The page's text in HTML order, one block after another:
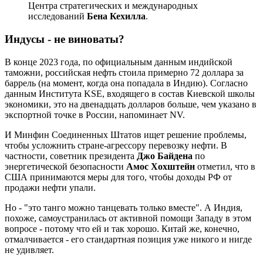
Центра стратегических и международных
исследований Бена Кехилла.
Индусы - не виноваты?
В конце 2023 года, по официальным данным индийской
таможни, российская нефть стоила примерно 72 доллара за
баррель (на момент, когда она попадала в Индию). Согласно
данным Института KSE, входящего в состав Киевской школы
экономики, это на двенадцать долларов больше, чем указано в
экспортной точке в России, напоминает NV.
И Минфин Соединенных Штатов ищет решение проблемы,
чтобы усложнить стране-агрессору перевозку нефти. В
частности, советник президента Джо Байдена по
энергетической безопасности Амос Хохштейн отметил, что в
США принимаются меры для того, чтобы доходы РФ от
продажи нефти упали.
Но - "это танго можно танцевать только вместе". А Индия,
похоже, самоустранилась от активной помощи Западу в этом
вопросе - потому что ей и так хорошо. Китай же, конечно,
отмалчивается - его стандартная позиция уже никого и нигде
не удивляет.